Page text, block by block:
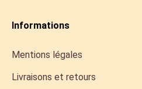
Informations
Mentions légales
Livraisons et retours